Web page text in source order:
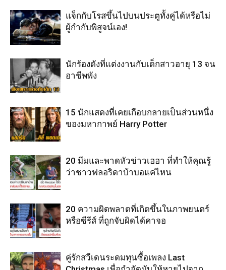
แจ็กกับโรสขึ้นไปบนประตูทั้งคู่ได้หรือไม่
ผู้กำกับพิสูจน์เอง!
นักร้องดังที่แต่งงานกับเด็กสาวอายุ 13 จน
อาชีพพัง
15 นักแสดงที่เคยเกือบกลายเป็นส่วนหนึ่ง
ของมหากาพย์ Harry Potter
20 มีมและพาดหัวข่าวเฮฮา ที่ทำให้คุณรู้
ว่าชาวฟลอริดาบ้าบอแค่ไหน
20 ความผิดพลาดที่เกิดขึ้นในภาพยนตร์
หรือซีรีส์ ที่ถูกจับผิดได้คาจอ
คู่รักสวีเดนระดมทุนซื้อเพลง Last